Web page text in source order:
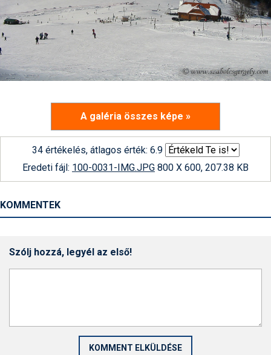
A galéria összes képe »
34 értékelés, átlagos érték: 6.9
Eredeti fájl: 100-0031-IMG.JPG 800 X 600, 207.38 KB
KOMMENTEK
Szólj hozzá, legyél az első!